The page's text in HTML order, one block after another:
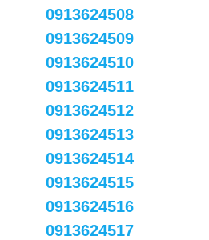
0913624508
0913624509
0913624510
0913624511
0913624512
0913624513
0913624514
0913624515
0913624516
0913624517